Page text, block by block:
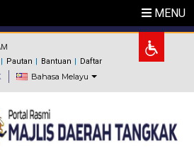
MENU
Pautan Bantuan Daftar
Bahasa Melayu